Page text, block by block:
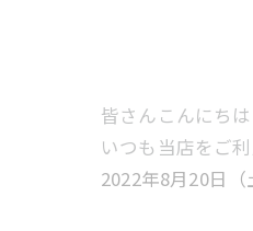
皆さんこんにちは
いつも当店をご
2022年8月20日（